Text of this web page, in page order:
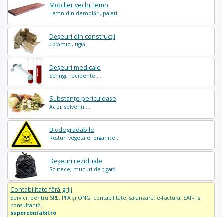
Mobilier vechi, lemn
Lemn din demolări, paleți...
Deșeuri din construcții
Cărămizi, tiglă...
Deșeuri medicale
Seringi, recipente ...
Substanțe periculoase
Acizi, solvenți ...
Biodegradabile
Resturi vegetale, organice..
Deșeuri reziduale
Scutece, mucuri de țigară..
Contabilitate fără griji
Servicii pentru SRL, PFA și ONG: contabilitate, salarizare, e-Factura, SAF-T și
consultanță.
supercontabil.ro